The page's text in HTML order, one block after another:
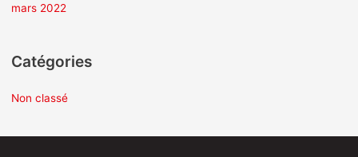
mars 2022
Catégories
Non classé